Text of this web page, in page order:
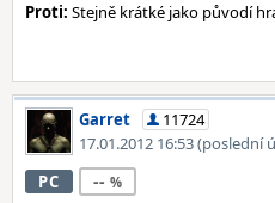
Proti: Stejně krátké jako původí
Garret
11724
17.01.2012 16:53(poslední
PC --